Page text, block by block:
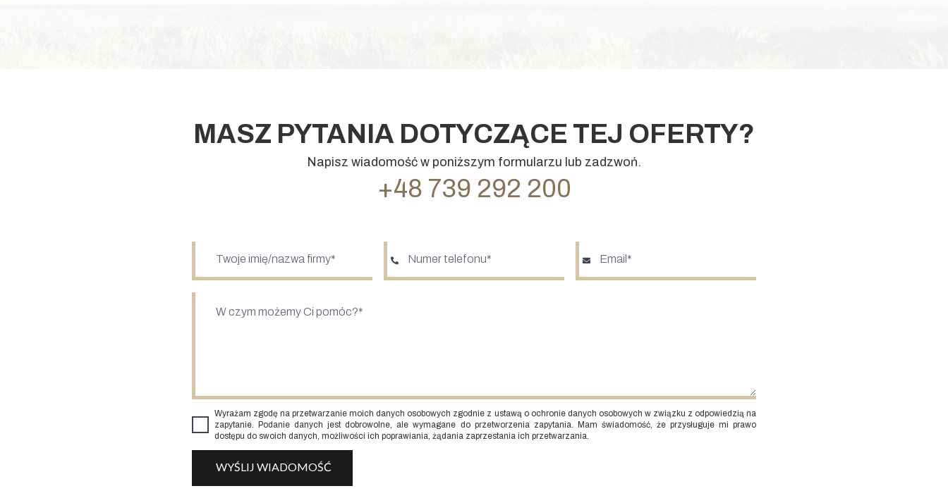
MASZ PYTANIA DOTYCZĄCE TEJ OFERTY?
Napisz wiadomość w poniższym formularzu lub zadzwoń.
+48 739 292 200
Wyrażam zgodę na przetwarzanie moich danych osobowych zgodnie z ustawą o ochronie danych osobowych w związku z odpowiedzią na
zapytanie. Podanie danych jest dobrowolne, ale wymagane do przetworzenia zapytania. Mam świadomość, że przysługuje mi prawo
dostępu do swoich danych, możliwości ich poprawiania, żądania zaprzestania ich przetwarzania.